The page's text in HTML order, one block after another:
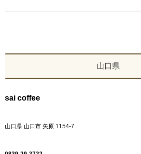
山口県
sai coffee
山口県 山口市 矢原 1154-7